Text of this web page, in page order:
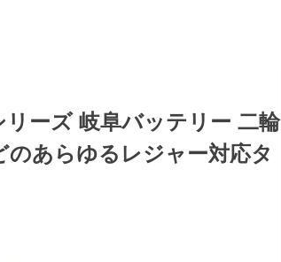
ーズ 岐阜バッテリー 二輪
あらゆるレジャー対応タ